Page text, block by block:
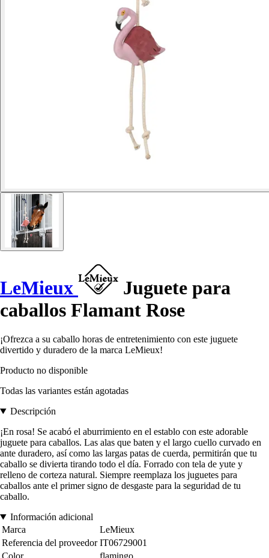
LeMieux
Juguete para
caballos Flamant Rose
¡Ofrezca a su caballo horas de entretenimiento con este juguete
divertido y duradero de la marca LeMieux!
Producto no disponible
Todas las variantes están agotadas
Descripción
¡En rosa! Se acabó el aburrimiento en el establo con este adorable
juguete para caballos. Las alas que baten y el largo cuello curvado en
ante duradero, así como las largas patas de cuerda, permitirán que tu
caballo se divierta tirando todo el día. Forrado con tela de yute y
relleno de corteza natural. Siempre reemplaza los juguetes para
caballos ante el primer signo de desgaste para la seguridad de tu
caballo.
Información adicional
Marca
LeMieux
Referencia del proveedor IT06729001
Color
flamingo